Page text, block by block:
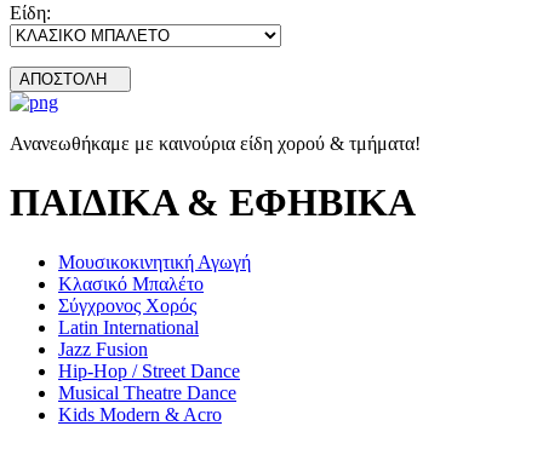
Είδη:
ΑΠΟΣΤΟΛΗ
Ανανεωθήκαμε με καινούρια είδη χορού & τμήματα!
ΠΑΙΔΙΚΑ & ΕΦΗΒΙΚΑ
Μουσικοκινητική Αγωγή
Κλασικό Μπαλέτο
Σύγχρονος Χορός
Latin International
Jazz Fusion
Hip-Hop / Street Dance
Musical Theatre Dance
Kids Modern & Acro